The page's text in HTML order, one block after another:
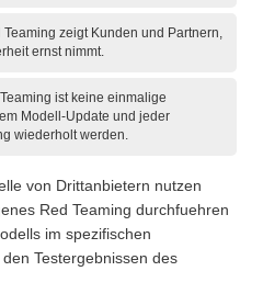
Teaming zeigt Kunden und Partnern,
ernst nimmt.
ist keine einmalige
Modell-Update und jeder
wiederholt werden.
von Drittanbietern nutzen
Red Teaming durchfuehren
im spezifischen
Testergebnissen des